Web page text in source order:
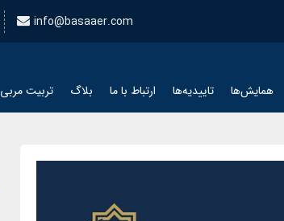
info@basaaer.com
همایش‌ها تاییدیه‌ها ارتباط با ما بلاگ تربیت مربی